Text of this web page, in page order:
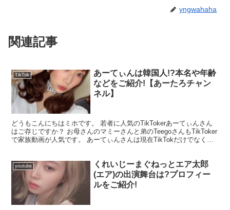
yngwahaha
関連記事
TikTok
あーてぃんは韓国人!?本名や年齢
などをご紹介!【あーたろチャン
ネル】
どうもこんにちはミホです。 若者に人気のTikTokerあーてぃんさん
はご存じですか？ お母さんのマミーさんと弟のTeegoさんもTikToker
で家族動画が人気です。 あーてぃんさんは現在TikTokだけでなく
youtube
くれいじーまぐねっとエア太郎
(エア)の出演舞台は?プロフィー
ルをご紹介!